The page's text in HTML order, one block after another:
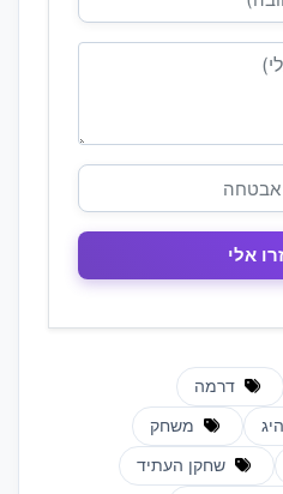
דרמה
משחק
שחקן העתיד